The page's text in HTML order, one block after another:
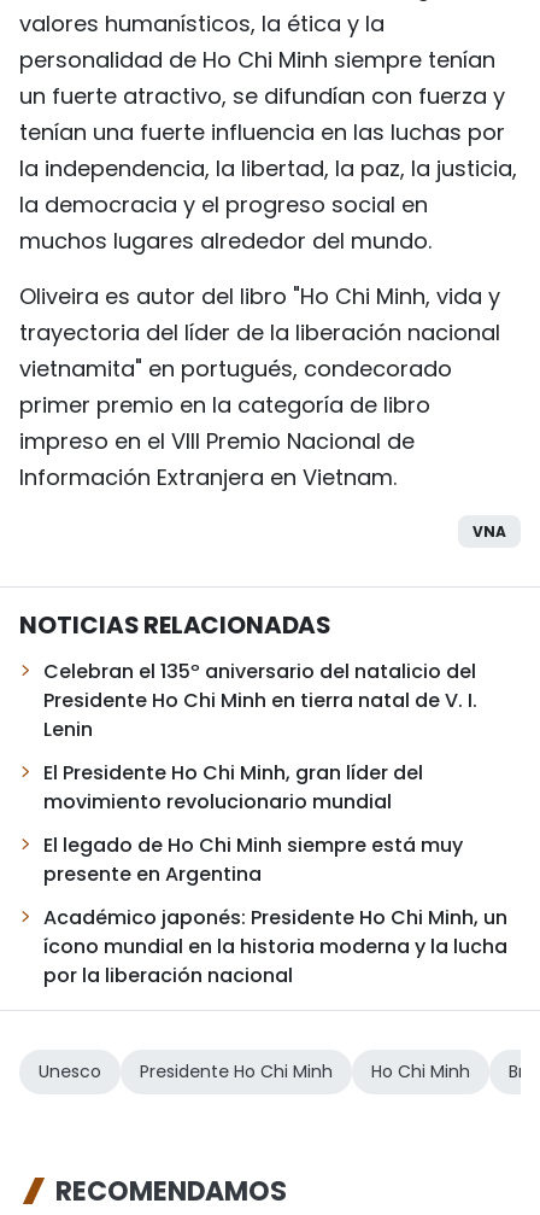
valores humanísticos, la ética y la
personalidad de Ho Chi Minh siempre tenían
un fuerte atractivo, se difundían con fuerza y
tenían una fuerte influencia en las luchas por
la independencia, la libertad, la paz, la justicia,
la democracia y el progreso social en
muchos lugares alrededor del mundo.
Oliveira es autor del libro "Ho Chi Minh, vida y
trayectoria del líder de la liberación nacional
vietnamita" en portugués, condecorado
primer premio en la categoría de libro
impreso en el VIII Premio Nacional de
Información Extranjera en Vietnam.
VNA
NOTICIAS RELACIONADAS
Celebran el 135º aniversario del natalicio del
Presidente Ho Chi Minh en tierra natal de V. I.
Lenin
El Presidente Ho Chi Minh, gran líder del
movimiento revolucionario mundial
El legado de Ho Chi Minh siempre está muy
presente en Argentina
Académico japonés: Presidente Ho Chi Minh, un
ícono mundial en la historia moderna y la lucha
por la liberación nacional
Unesco Presidente Ho Chi Minh Ho Chi Minh
RECOMENDAMOS